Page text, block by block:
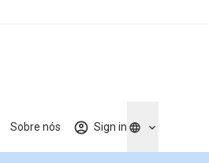
Sobre nós Sign in